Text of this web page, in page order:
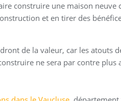
construire une maison neuve
et en tirer des
de la valeur, car les atouts
ne sera par contre plus